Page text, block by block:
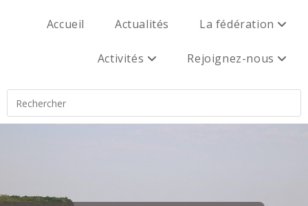
Accueil Actualités La fédération
Activités Rejoignez-nous